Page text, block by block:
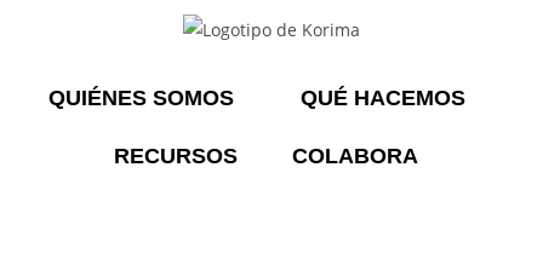
QUIÉNES SOMOS QUÉ HACEMOS
RECURSOS COLABORA